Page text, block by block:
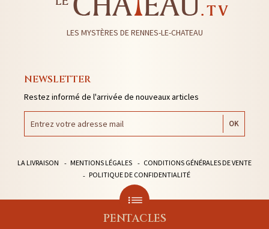
PENTACLES
LES MYSTÈRES DE RENNES-LE-CHATEAU
NEWSLETTER
Restez informé de l'arrivée de nouveaux articles
LA LIVRAISON MENTIONS LÉGALES
CONDITIONS GÉNÉRALES DE VENTE
POLITIQUE DE CONFIDENTIALITÉ